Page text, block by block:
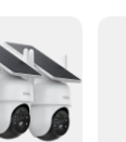
Scenario:
monitoring
Weight or
to install